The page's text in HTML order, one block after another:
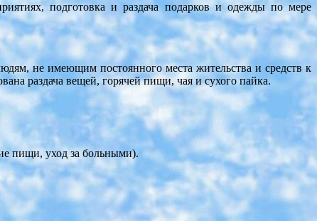
подготовка и раздача подарков и одежды по мере
не имеющим постоянного места жительства и средств к
раздача вещей, горячей пищи, чая и сухого пайка.
пищи, уход за больными).